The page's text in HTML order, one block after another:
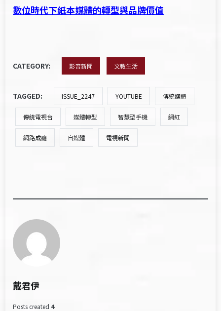
數位時代下紙本媒體的轉型與品牌價值
CATEGORY: 影音新聞 文教生活
TAGGED: ISSUE_2247 YOUTUBE 傳統媒體
傳統電視台 媒體轉型 智慧型手機 網紅
網路成癮 自媒體 電視新聞
戴君伊
Posts created 4